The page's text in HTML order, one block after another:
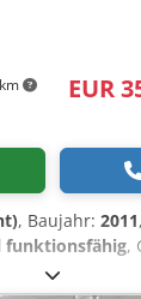
EUR
, Baujahr: 2011,
funktionsfähig,
6’500 mm